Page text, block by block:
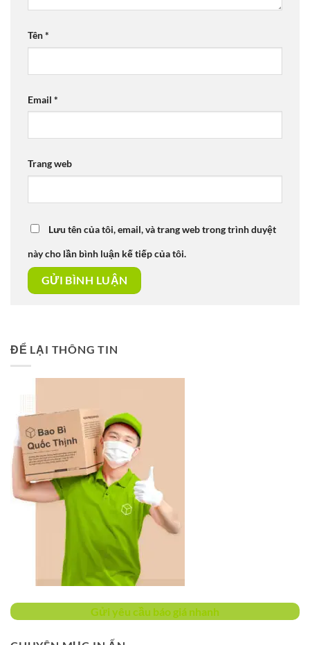
Tên*
Email *
Trang web
Lưu tên của tôi, email, và trang web trong trình duyệt
này cho lần bình luận kế tiếp của tôi.
ĐỂ LẠI THÔNG TIN
Gửi yêu cầu báo giá nhanh